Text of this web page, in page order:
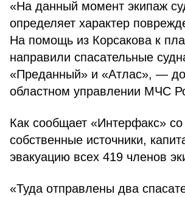
«На данный момент экипаж
определяет характер
На помощь из Корсакова к
направили спасательные
«Преданный» и «Атлас», —
областном управлении МЧС
Как сообщает «Интерфакс»
собственные источники,
эвакуацию всех 419 членов
«Туда отправлены два